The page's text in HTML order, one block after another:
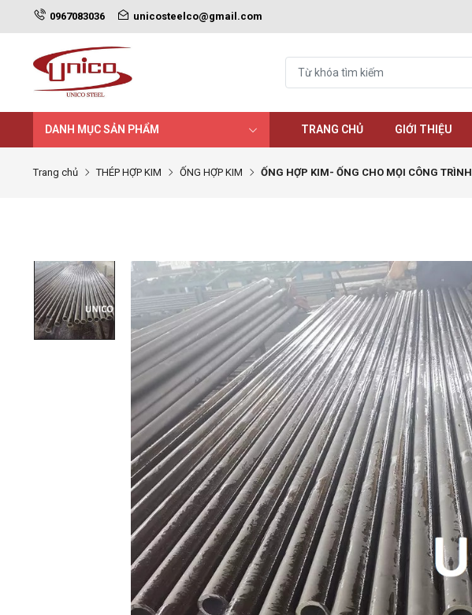
0967083036 unicosteelco@gmail.com
DANH MỤC SẢN PHẨM TRANG CHỦ GIỚI THIỆU
Trang chủ THÉP HỢP KIM ỐNG HỢP KIM ỐNG HỢP KIM- ỐNG CHO MỌI CÔNG